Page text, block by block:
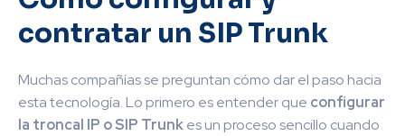
contratar un SIP Trunk
Muchas compañías se preguntan cómo dar el paso hacia
esta tecnología. Lo primero es entender que configurar
la troncal IP o SIP Trunkes un proceso sencillo cuando